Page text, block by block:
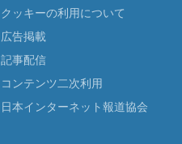
クッキーの利用について
広告掲載
記事配信
コンテンツ二次利用
日本インターネット報道協会